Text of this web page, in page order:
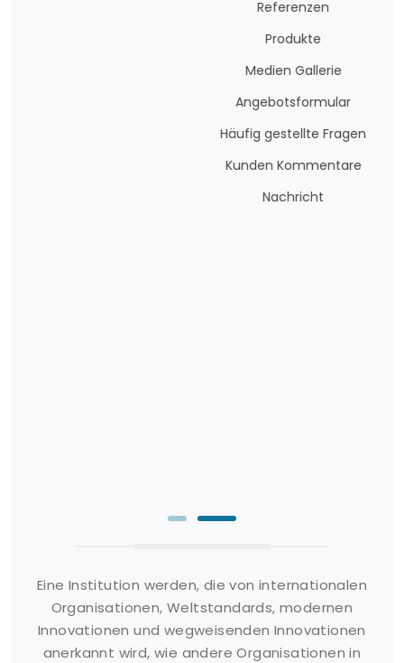
Medien Gallerie
Angebotsformular
Häufig gestellte Fragen
Kunden Kommentare
Eine Institution werden, die von internationalen
Organisationen, Weltstandards, modernen
Innovationen und wegweisenden Innovationen
anerkannt wird, wie andere Organisationen in